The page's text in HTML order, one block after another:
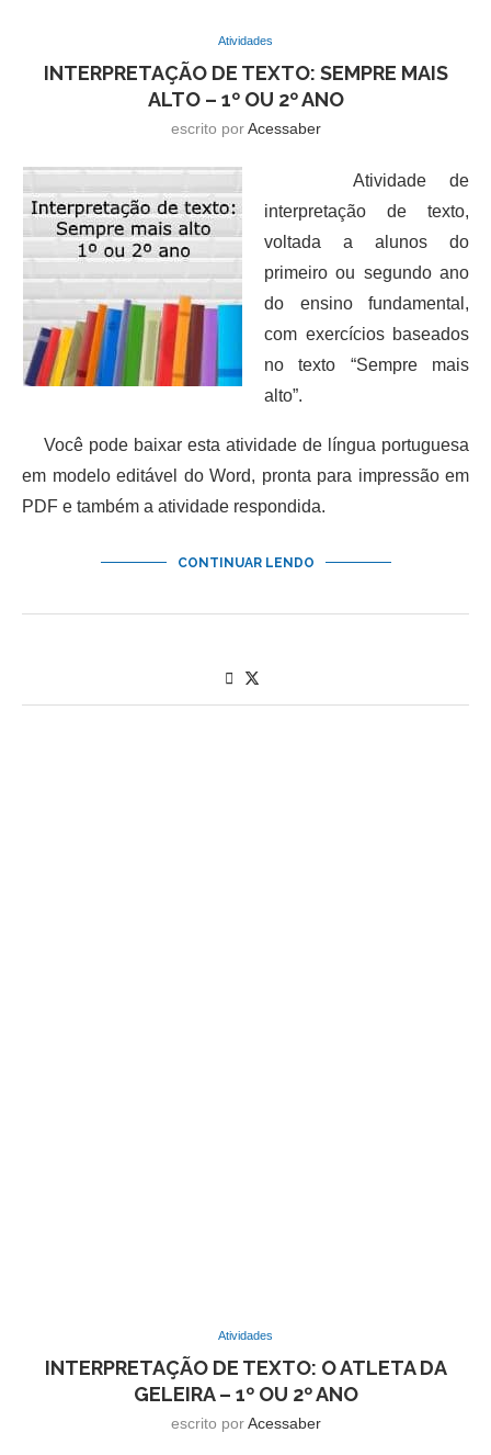
Atividades
INTERPRETAÇÃO DE TEXTO: SEMPRE MAIS
ALTO – 1º OU 2º ANO
escrito porAcessaber
Atividade de
interpretação de texto,
voltada a alunos do
primeiro ou segundo ano
do ensino fundamental,
com exercícios baseados
no texto “Sempre mais
alto”.
Você pode baixar esta atividade de língua portuguesa
em modelo editável do Word, pronta para impressão em
PDF e também a atividade respondida.
CONTINUAR LENDO
Atividades
INTERPRETAÇÃO DE TEXTO: O ATLETA DA
GELEIRA – 1º OU 2º ANO
escrito porAcessaber